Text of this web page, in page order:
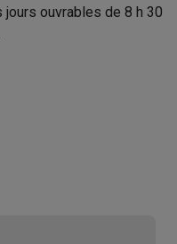
ouvrables de 8 h 30